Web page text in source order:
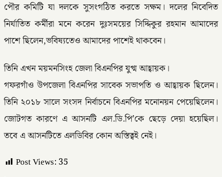
পৌর কমিটি যা দলকে সুসংগঠিত করতে সক্ষম। দলের নিবেদিত
নির্যাতিত কর্মীরা মনে করেন দুঃসময়ের সিদ্দিকুর রহমান আমাদের
পাশে ছিলেন,ভবিষ্যতেও আমাদের পাশেই থাকবেন।
তিনি এখন ময়মনসিংহ জেলা বিএনপির যুগ্ম আহ্বায়ক।
গফরগাঁও উপজেলা বিএনপির সাবেক সভাপতি ও আহ্বায়ক ছিলেন।
তিনি ২০১৮ সালে সংসদ নির্বাচনে বিএনপির মনোনয়ন পেয়েছিলেন।
জোটগত কারণে এ আসনটি এল.ডি.পি’কে ছেড়ে দেয়া হয়েছিল।
তবে এ আসনটিতে এলডিবির কোন অস্তিত্বই নেই।
Post Views: 35